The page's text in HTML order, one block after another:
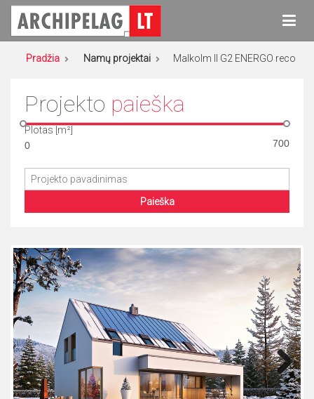
Eiti
turinio
Archipelag
Namų projektai
Pradžia Namų projektai Malkolm II G2 ENERGO reco
Projekto paieška
Plotas [m²]
Paieška
Next